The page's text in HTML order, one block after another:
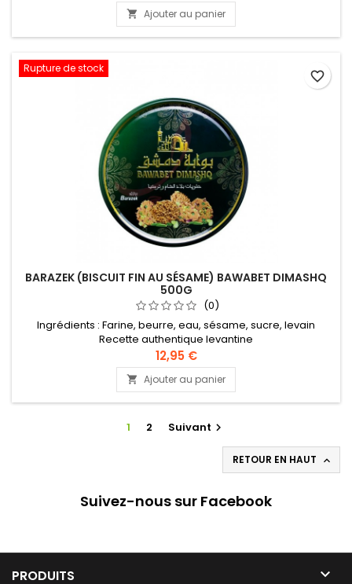
 Ajouter au panier
Rupture de stock
BARAZEK (BISCUIT FIN AU SÉSAME) BAWABET DIMASHQ
500G
(0)
Ingrédients : Farine, beurre, eau, sésame, sucre, levain
Recette authentique levantine
12,95 €
 Ajouter au panier
favorite_border
1 2 Suivant 
RETOUR EN HAUT 
Suivez-nous sur Facebook
PRODUITS 